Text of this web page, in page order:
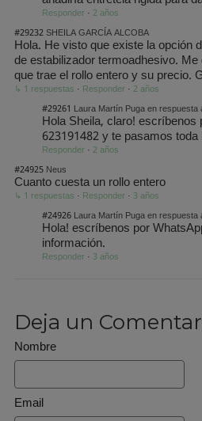
Responder · 2 años
#29232
SHEILA GARCÍA ALCOBA
Hola. He visto que existe la opción
de estabilizador termoadhesivo.
que trae el rollo entero y su precio.
↳ 1 respuestas · Responder · 2 años
#29261
Hola Sheila, claro! escríbenos
623191482 y te pasamos
Responder · 2 años
#24925 Neus
Cuanto cuesta un rollo entero
↳ 1 respuestas · Responder · 3 años
#24926
Laura Martín Puga en
Hola! escríbenos por
información.
Responder · 3 años
Deja un
Nombre
Email